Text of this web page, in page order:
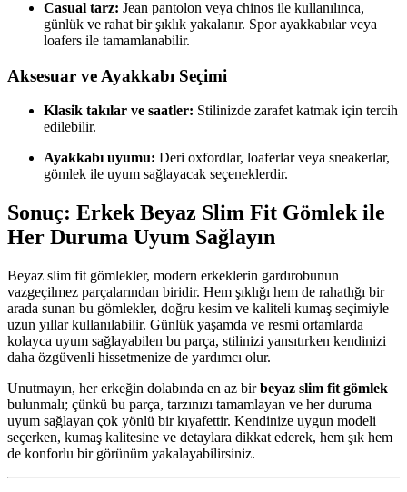
Casual tarz: Jean pantolon veya chinos ile kullanılınca,
günlük ve rahat bir şıklık yakalanır. Spor ayakkabılar veya
loafers ile tamamlanabilir.
Aksesuar ve Ayakkabı Seçimi
Klasik takılar ve saatler: Stilinizde zarafet katmak için tercih
edilebilir.
Ayakkabı uyumu: Deri oxfordlar, loaferlar veya sneakerlar,
gömlek ile uyum sağlayacak seçeneklerdir.
Sonuç: Erkek Beyaz Slim Fit Gömlek ile
Her Duruma Uyum Sağlayın
Beyaz slim fit gömlekler, modern erkeklerin gardırobunun
vazgeçilmez parçalarından biridir. Hem şıklığı hem de rahatlığı bir
arada sunan bu gömlekler, doğru kesim ve kaliteli kumaş seçimiyle
uzun yıllar kullanılabilir. Günlük yaşamda ve resmi ortamlarda
kolayca uyum sağlayabilen bu parça, stilinizi yansıtırken kendinizi
daha özgüvenli hissetmenize de yardımcı olur.
Unutmayın, her erkeğin dolabında en az birbeyaz slim fit gömlek
bulunmalı; çünkü bu parça, tarzınızı tamamlayan ve her duruma
uyum sağlayan çok yönlü bir kıyafettir. Kendinize uygun modeli
seçerken, kumaş kalitesine ve detaylara dikkat ederek, hem şık hem
de konforlu bir görünüm yakalayabilirsiniz.